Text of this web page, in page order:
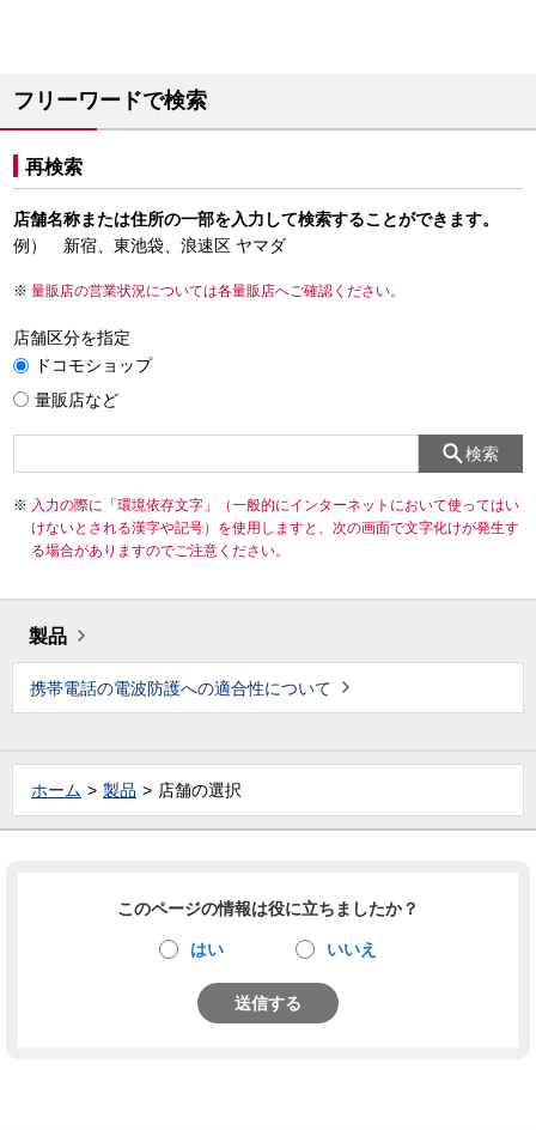
フリーワードで検索
再検索
店舗名称または住所の一部を入力して検索することができます。
例） 新宿、東池袋、浪速区 ヤマダ
量販店の営業状況については各量販店へご確認ください。
店舗区分を指定
ドコモショップ
量販店など
検索
入力の際に「環境依存文字」（一般的にインターネットにおいて使ってはい
けないとされる漢字や記号）を使用しますと、次の画面で文字化けが発生す
る場合がありますのでご注意ください。
製品
携帯電話の電波防護への適合性について
ホーム 製品 店舗の選択
このページの情報は役に立ちましたか？
はい いいえ
送信する